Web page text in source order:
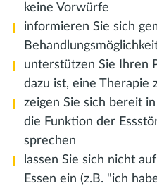
keine Vorwürfe
informieren Sie sich
unterstützen Sie Ihren
dazu ist, eine Therapie
zeigen Sie sich bereit
die Funktion der
sprechen
lassen Sie sich nicht
Essen ein (z.B. "ich